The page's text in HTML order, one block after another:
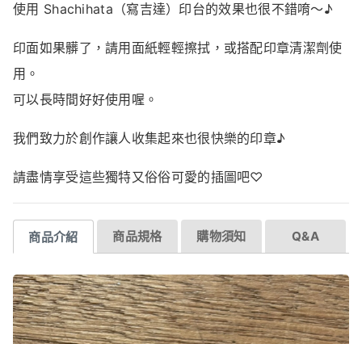
使用 Shachihata（寫吉達）印台的效果也很不錯唷～♪
印面如果髒了，請用面紙輕輕擦拭，或搭配印章清潔劑使
用。
可以長時間好好使用喔。
我們致力於創作讓人收集起來也很快樂的印章♪
請盡情享受這些獨特又俗俗可愛的插圖吧♡
商品介紹 商品規格 購物須知 Q&A